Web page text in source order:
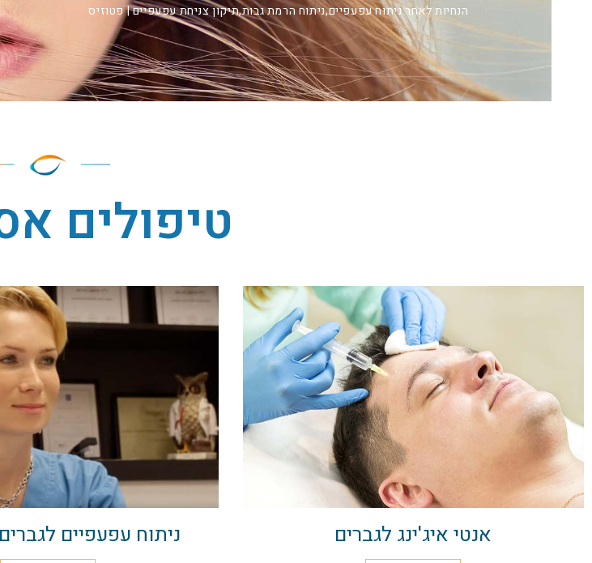
הנחיות לאחר ניתוח עפעפיים,ניתוח הרמת גבות,תיקון צניחת עפעפיים | פטוזיס
טיפולים
אנטי איג'ינג לגברים ניתוח עפעפיים